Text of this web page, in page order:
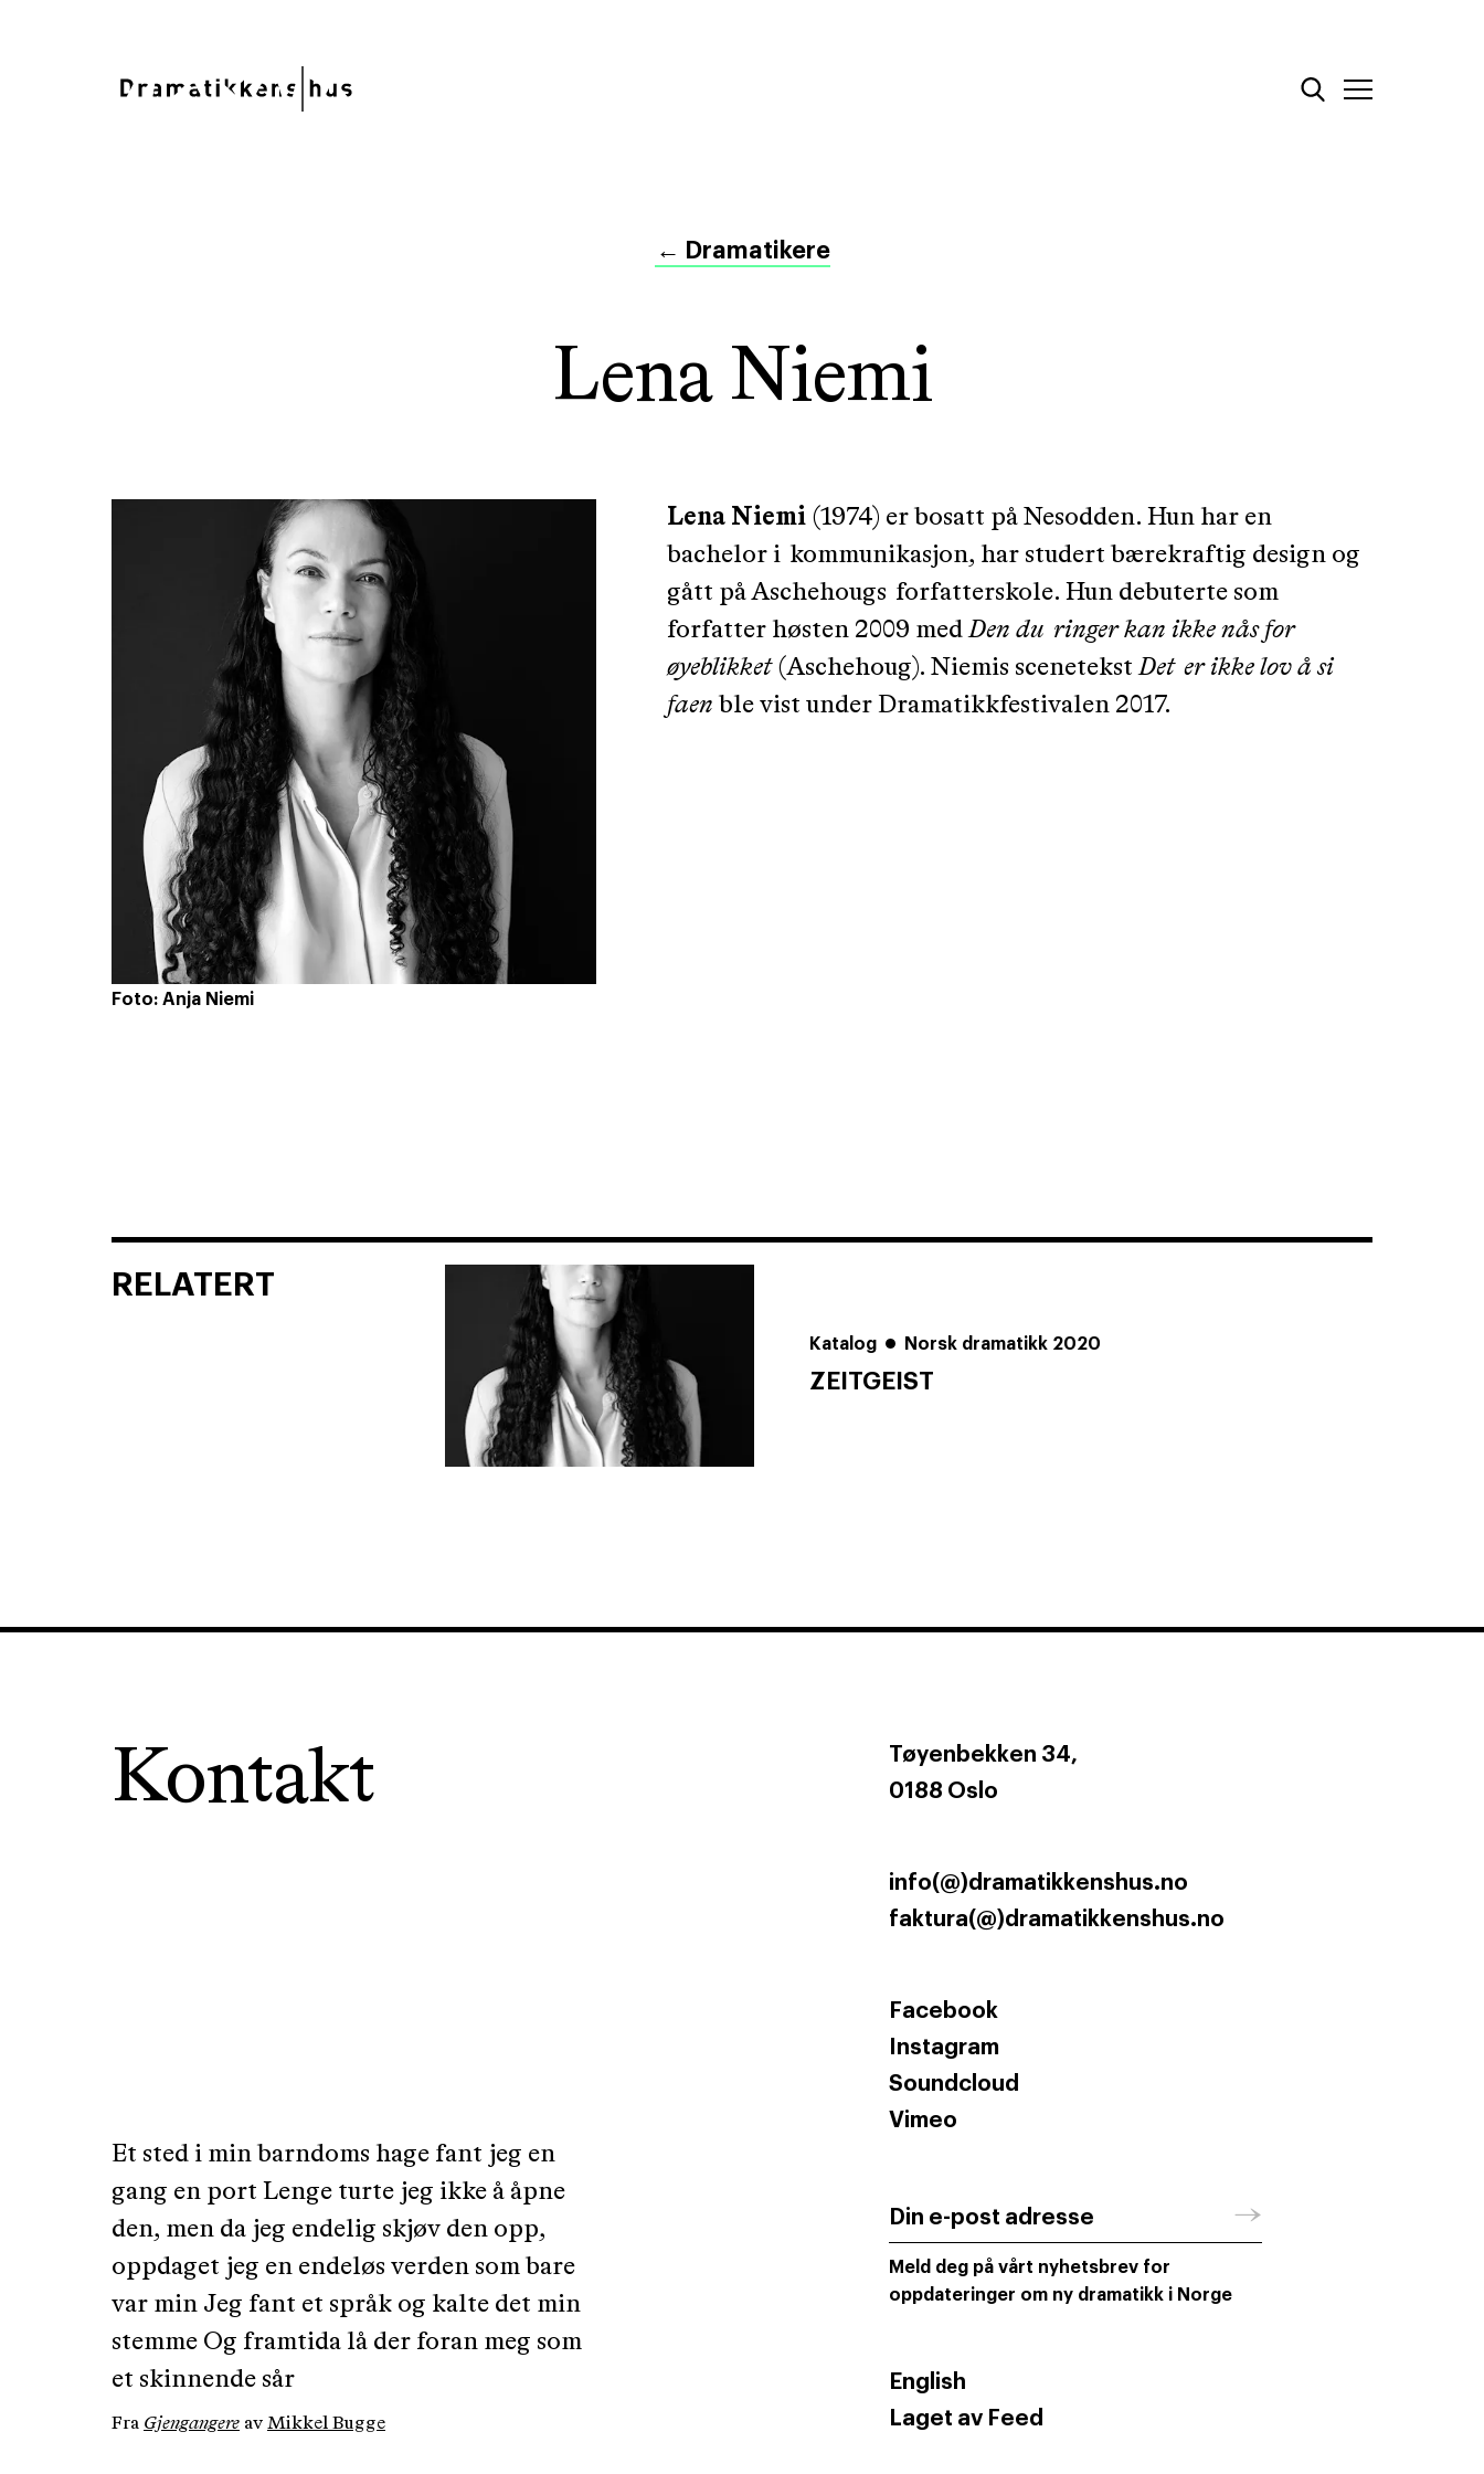
← Dramatikere
Lena Niemi
Foto: Anja Niemi
Lena Niemi (1974) er bosatt på Nesodden. Hun har en
bachelor i kommunikasjon, har studert bærekraftig design og
gått på Aschehougs forfatterskole. Hun debuterte som
forfatter høsten 2009 medDen du ringer kan ikke nås for
øyeblikket(Aschehoug). Niemis scenetekstDet er ikke lov å si
faen ble vist under Dramatikkfestivalen 2017.
RELATERT
Katalog Norsk dramatikk 2020
ZEITGEIST
Kontakt
Et sted i min barndoms hage fant jeg en
gang en port Lenge turte jeg ikke å åpne
den, men da jeg endelig skjøv den opp,
oppdaget jeg en endeløs verden som bare
var min Jeg fant et språk og kalte det min
stemme Og framtida lå der foran meg som
et skinnende sår
Fra Gjengangere av Mikkel Bugge
Tøyenbekken 34,
0188 Oslo
info(@)dramatikkenshus.no
faktura(@)dramatikkenshus.no
Facebook
Instagram
Soundcloud
Vimeo
Din e-post adresse →
Meld deg på vårt nyhetsbrev for
oppdateringer om ny dramatikk i Norge
English
Laget av Feed